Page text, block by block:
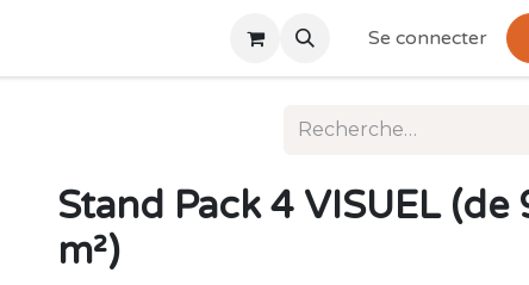
Se connecter
Stand Pack 4 VISUEL (de
m²)